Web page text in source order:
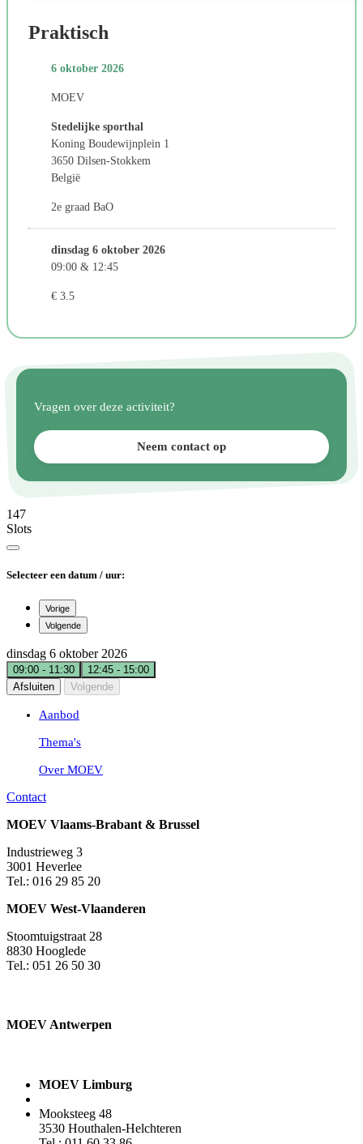
Praktisch
6 oktober 2026
MOEV
Stedelijke sporthal
Koning Boudewijnplein 1
3650 Dilsen-Stokkem
België
2e graad BaO
dinsdag 6 oktober 2026
09:00 & 12:45
€ 3.5
Vragen over deze activiteit?
Neem contact op
147
Slots
Selecteer een datum / uur:
Vorige
Volgende
dinsdag 6 oktober 2026
09:00 - 11:30 12:45 - 15:00
Afsluiten
Volgende
Aanbod
Thema's
Over MOEV
Contact
MOEV Vlaams-Brabant & Brussel
Industrieweg 3
3001 Heverlee
Tel.: 016 29 85 20
MOEV West-Vlaanderen
Stoomtuigstraat 28
8830 Hooglede
Tel.: 051 26 50 30
MOEV Antwerpen​
MOEV Limburg
Mooksteeg 48
3530 Houthalen-Helchteren